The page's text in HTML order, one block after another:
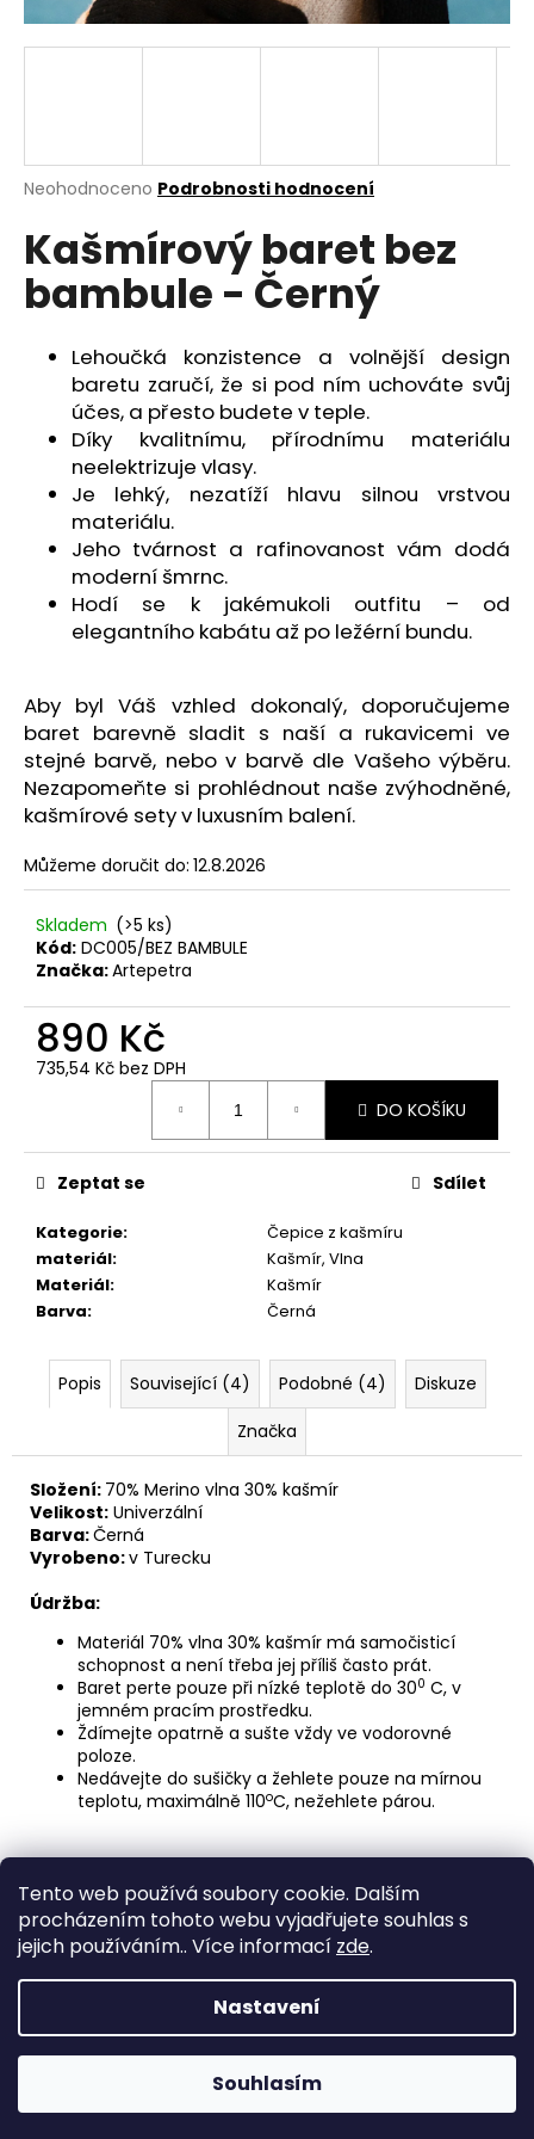
Tento web používá soubory cookie. Dalším
procházením tohoto webu vyjadřujete souhlas s
jejich používáním.. Více informací zde.
Nastavení
Souhlasím
Průměrné
produktu
je
0,0
hvězdiček.
Neohodnoceno Podrobnosti hodnocení
Kašmírový baret bez
bambule - Černý
Lehoučká konzistence a volnější design
baretu zaručí, že si pod ním uchováte svůj
účes, a přesto budete v teple.
Díky kvalitnímu, přírodnímu materiálu
neelektrizuje vlasy.
Je lehký, nezatíží hlavu silnou vrstvou
materiálu.
Jeho tvárnost a rafinovanost vám dodá
moderní šmrnc.
Hodí se k jakémukoli outfitu – od
elegantního kabátu až po ležérní bundu.
Aby byl Váš vzhled dokonalý, doporučujeme
baret barevně sladit s naší a rukavicemi ve
stejné barvě, nebo v barvě dle Vašeho výběru.
Nezapomeňte si prohlédnout naše zvýhodněné,
kašmírové sety v luxusním balení.
Můžeme doručit do: 12.8.2026
Skladem (>5 ks)
Kód: DC005/BEZ BAMBULE
Značka:Artepetra
890 Kč
735,54 Kč bez DPH
DO KOŠÍKU
Kategorie:
Čepice z kašmíru
materiál:
Kašmír, Vlna
Materiál:
Kašmír
Barva: Černá
Zeptat se Sdílet
Popis Související (4) Podobné (4)
Diskuze
Značka
Složení: 70% Merino vlna 30% kašmír
Velikost: Univerzální
Barva:Černá
Vyrobeno:v Turecku
Údržba:
Materiál 70% vlna 30% kašmír má samočisticí
schopnost a není třeba jej příliš často prát.
Baret perte pouze při nízké teplotě do 300 C, v
jemném pracím prostředku.
Ždímejte opatrně a sušte vždy ve vodorovné
poloze.
Nedávejte do sušičky a žehlete pouze na mírnou
teplotu, maximálně 110oC, nežehlete párou.
a
j
?
HLEDAT
a
Copyright 2026ARTEPETRA. Všechna práva vyhrazena.
Upravit nastavení cookies